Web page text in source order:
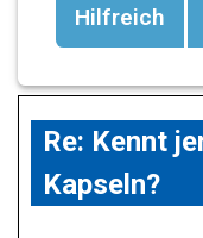
Hilfreich
Re: Kennt
Kapseln?